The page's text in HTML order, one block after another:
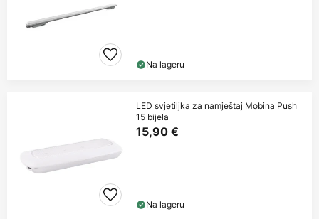
Na lageru
LED svjetiljka za namještaj Mobina Push
15 bijela
15,90 €
Na lageru